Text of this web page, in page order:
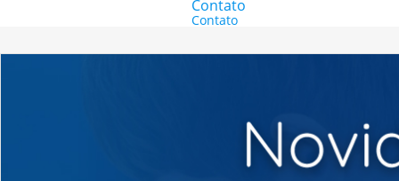
Contato
Contato